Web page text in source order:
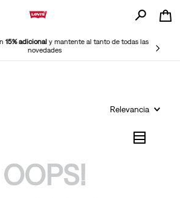
15% adicionaly mantente al tanto de todas las
novedades
Relevancia
OOPS!